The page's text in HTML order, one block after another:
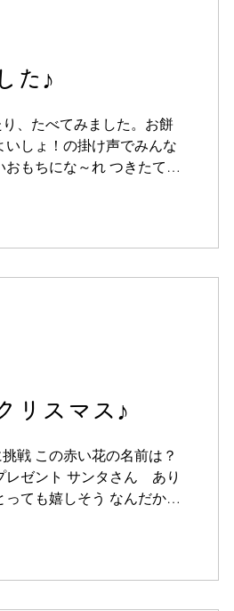
た♪
、たべてみました。お餅
しょ！の掛け声でみんな
もちにな～れ つきたての
リスマス♪
戦 この赤い花の名前は？
レゼント サンタさん あり
っても嬉しそう なんだか